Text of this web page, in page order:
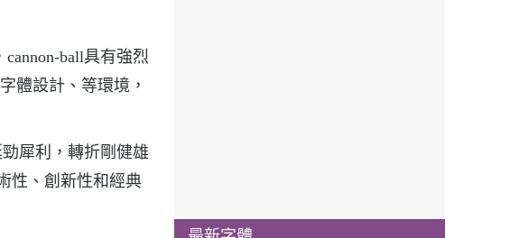
ball具有強烈
體設計、等環境，
犀利，轉折剛健雄
性、創新性和經典